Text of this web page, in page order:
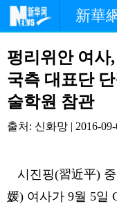
新華
홈페이지
경제
중한교류
생생 중국어
펑리위안 여사
국측 대표단
술학원 참관
출처: 신화망 | 2016-
시진핑(習近平)
媛) 여사가 9월 5일